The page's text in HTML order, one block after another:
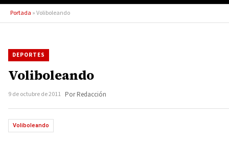
Portada »Voliboleando
DEPORTES
Voliboleando
9 de octubre de 2011 Por Redacción
Voliboleando